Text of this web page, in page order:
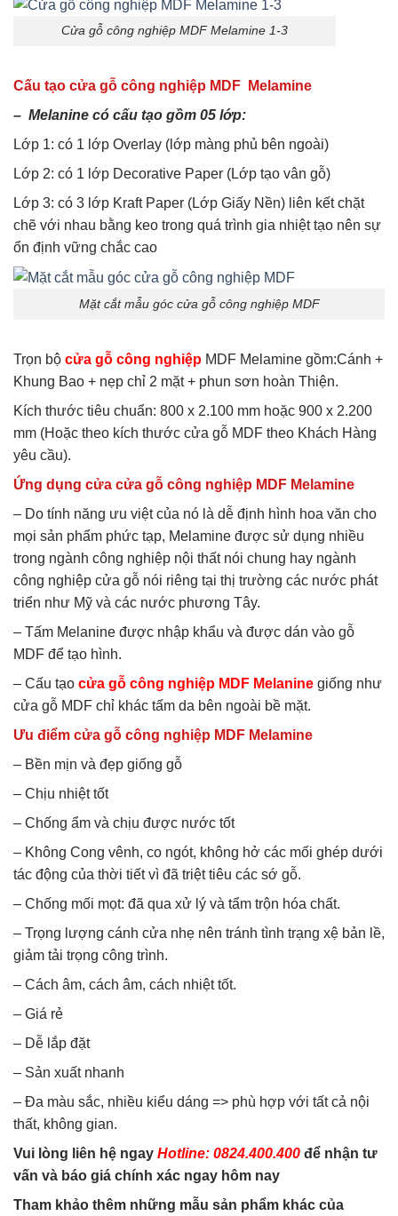
Cửa gỗ công nghiệp MDF Melamine 1-3
Cấu tạo cửa gỗ công nghiệp MDF Melamine
– Melanine có cấu tạo gồm 05 lớp:
Lớp 1: có 1 lớp Overlay (lớp màng phủ bên ngoài)
Lớp 2: có 1 lớp Decorative Paper (Lớp tạo vân gỗ)
Lớp 3: có 3 lớp Kraft Paper (Lớp Giấy Nền) liên kết chặt
chẽ với nhau bằng keo trong quá trình gia nhiệt tạo nên sự
ổn định vững chắc cao
Mặt cắt mẫu góc cửa gỗ công nghiệp MDF
Trọn bộ cửa gỗ công nghiệp MDF Melamine gồm:Cánh +
Khung Bao + nẹp chỉ 2 mặt + phun sơn hoàn Thiện.
Kích thước tiêu chuẩn: 800 x 2.100 mm hoặc 900 x 2.200
mm (Hoặc theo kích thước cửa gỗ MDF theo Khách Hàng
yêu cầu).
Ứng dụng cửa cửa gỗ công nghiệp MDF Melamine
– Do tính năng ưu việt của nó là dễ định hình hoa văn cho
mọi sản phẩm phức tạp, Melamine được sử dụng nhiều
trong ngành công nghiệp nội thất nói chung hay ngành
công nghiệp cửa gỗ nói riêng tại thị trường các nước phát
triển như Mỹ và các nước phương Tây.
– Tấm Melanine được nhập khẩu và được dán vào gỗ
MDF để tạo hình.
– Cấu tạo cửa gỗ công nghiệp MDF Melanine giống như
cửa gỗ MDF chỉ khác tấm da bên ngoài bề mặt.
Ưu điểm cửa gỗ công nghiệp MDF Melamine
– Bền mịn và đẹp giống gỗ
– Chịu nhiệt tốt
– Chống ẩm và chịu được nước tốt
– Không Cong vênh, co ngót, không hở các mối ghép dưới
tác động của thời tiết vì đã triệt tiêu các sớ gỗ.
– Chống mối mọt: đã qua xử lý và tẩm trộn hóa chất.
– Trọng lượng cánh cửa nhẹ nên tránh tình trạng xệ bản lề,
giảm tải trọng công trình.
– Cách âm, cách âm, cách nhiệt tốt.
– Giá rẻ
– Dễ lắp đặt
– Sản xuất nhanh
– Đa màu sắc, nhiều kiểu dáng => phù hợp với tất cả nội
thất, không gian.
Vui lòng liên hệ ngay Hotline: 0824.400.400 để nhận tư
vấn và báo giá chính xác ngay hôm nay
Tham khảo thêm những mẫu sản phẩm khác của